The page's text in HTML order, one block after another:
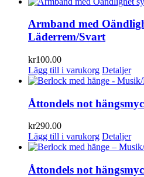
Armband med
Läderrem/Svart
kr100.00
Lägg till i varukorg Detaljer
Åttondels not
kr290.00
Lägg till i varukorg Detaljer
Åttondels not